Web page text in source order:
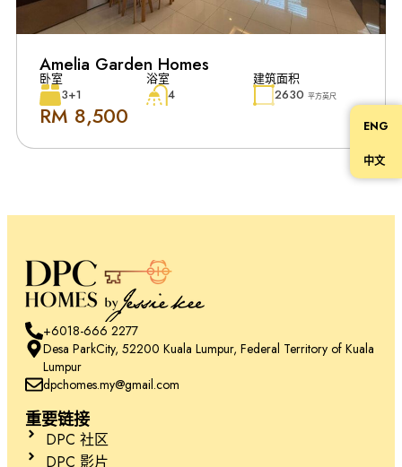
Amelia Garden Homes
卧室
3+1
浴室
4
建筑面积
2630 平方英尺
RM 8,500
+6018-666 2277
Desa ParkCity, 52200 Kuala Lumpur, Federal Territory of Kuala
Lumpur
dpchomes.my@gmail.com
重要链接
DPC 社区
DPC 影片
ENG
中文